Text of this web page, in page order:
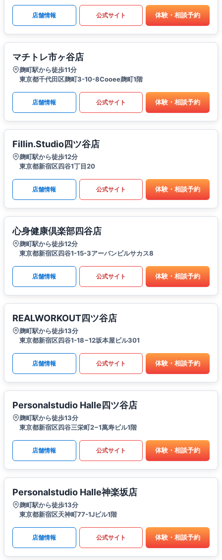
店舗情報 公式サイト 体験・相談予約
マチトレ市ヶ谷店
麹町駅から徒歩11分
東京都千代田区麹町3-10-8Cooee麹町1階
店舗情報 公式サイト 体験・相談予約
Fillin.Studio四ツ谷店
麹町駅から徒歩12分
東京都新宿区四谷1丁目20
店舗情報 公式サイト 体験・相談予約
心身健康倶楽部四谷店
麹町駅から徒歩12分
東京都新宿区四谷1-15-3アーバンビルサカス8
店舗情報 公式サイト 体験・相談予約
REALWORKOUT四ツ谷店
麹町駅から徒歩13分
東京都新宿区四谷1-18−12坂本屋ビル301
店舗情報 公式サイト 体験・相談予約
Personalstudio Halle四ツ谷店
麹町駅から徒歩13分
東京都新宿区四谷三栄町2−1萬寿ビル1階
店舗情報 公式サイト 体験・相談予約
Personalstudio Halle神楽坂店
麹町駅から徒歩13分
東京都新宿区天神町77-1Jビル1階
店舗情報 公式サイト 体験・相談予約